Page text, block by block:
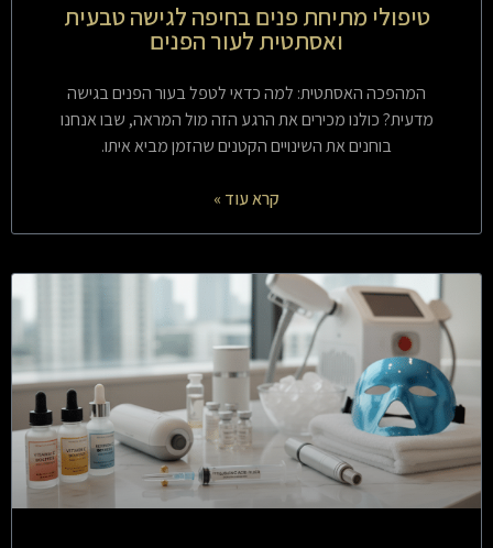
טיפולי מתיחת פנים בחיפה לגישה טבעית
ואסתטית לעור הפנים
המהפכה האסתטית: למה כדאי לטפל בעור הפנים בגישה
מדעית? כולנו מכירים את הרגע הזה מול המראה, שבו אנחנו
בוחנים את השינויים הקטנים שהזמן מביא איתו.
קרא עוד »